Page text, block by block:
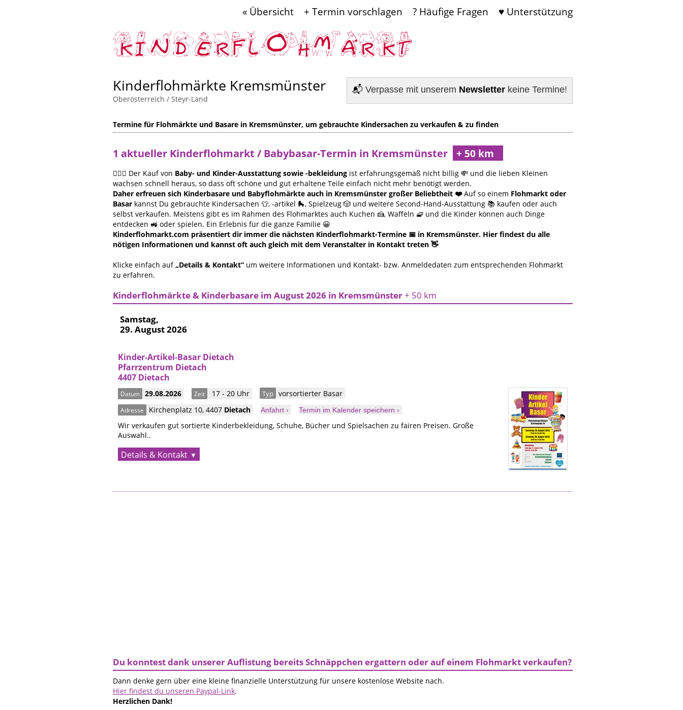
« Übersicht + Termin vorschlagen ? Häufige Fragen ♥ Unterstützung
📬 Verpasse mit unserem Newsletter keine Termine!
Kinderflohmärkte Kremsmünster
Oberösterreich / Steyr-Land
Termine für Flohmärkte und Basare in Kremsmünster, um gebrauchte Kindersachen zu verkaufen & zu finden
1 aktueller Kinderflohmarkt / Babybasar-Termin in Kremsmünster
🙋🏻‍♀️ Der Kauf von Baby- und Kinder-Ausstattung sowie -bekleidung ist erfahrungsgemäß nicht billig 💸 und die lieben Kleinen
wachsen schnell heraus, so dass oft schöne und gut erhaltene Teile einfach nicht mehr benötigt werden.
Daher erfreuen sich Kinderbasare und Babyflohmärkte auch in Kremsmünster großer Beliebtheit ❤️Auf so einem Flohmarkt oder
Basar kannst Du gebrauchte Kindersachen 👕, -artikel 🛼, Spielzeug 🎲 und weitere Second-Hand-Ausstattung 📚 kaufen oder auch
selbst verkaufen. Meistens gibt es im Rahmen des Flohmarktes auch Kuchen 🍰, Waffeln 🧇 und die Kinder können auch Dinge
entdecken 🚜 oder spielen. Ein Erlebnis für die ganze Familie 😀
Kinderflohmarkt.com präsentiert dir immer die nächsten Kinderflohmarkt-Termine 📅 in Kremsmünster. Hier findest du alle
nötigen Informationen und kannst oft auch gleich mit dem Veranstalter in Kontakt treten 👋
Klicke einfach auf„Details & Kontakt“ um weitere Informationen und Kontakt- bzw. Anmeldedaten zum entsprechenden Flohmarkt
zu erfahren.
Kinderflohmärkte & Kinderbasare im August 2026 in Kremsmünster+ 50 km
Samstag,
29. August 2026
Kinder-Artikel-Basar Dietach
Pfarrzentrum Dietach
4407 Dietach
Datum 29.08.2026 Zeit 17 - 20 Uhr Typ vorsortierter Basar
Adresse Kirchenplatz 10, 4407 Dietach Anfahrt › Termin im Kalender speichern ›
Wir verkaufen gut sortierte Kinderbekleidung, Schuhe, Bücher und Spielsachen zu fairen Preisen. Große
Auswahl..
Details & Kontakt
Du konntest dank unserer Auflistung bereits Schnäppchen ergattern oder auf einem Flohmarkt verkaufen?
Dann denke gern über eine kleine finanzielle Unterstützung für unsere kostenlose Website nach.
Hier findest du unseren Paypal-Link.
Herzlichen Dank!